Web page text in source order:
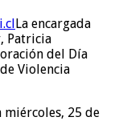
La encargada
Patricia
del Día
Violencia
miércoles, 25 de